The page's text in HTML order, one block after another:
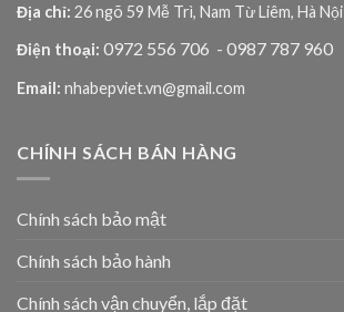
Địa chỉ: 26 ngõ 59 Mễ Trì, Nam Từ Liêm, Hà Nội
Điện thoại: 0972 556 706 - 0987 787 960
Email: nhabepviet.vn@gmail.com
CHÍNH SÁCH BÁN HÀNG
Chính sách bảo mật
Chính sách bảo hành
Chính sách vận chuyển, lắp đặt